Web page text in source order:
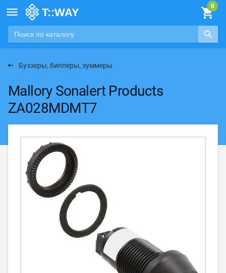

Буззеры, бипперы, зуммеры
Mallory Sonalert Products
ZA028MDMT7